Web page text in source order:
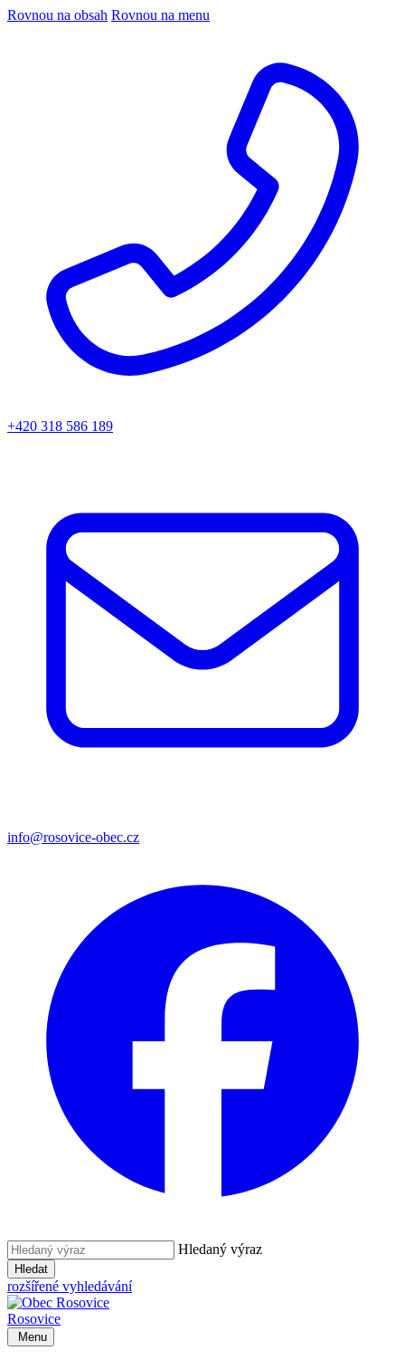
Rovnou na obsah Rovnou na menu
+420 318 586 189
info@rosovice-obec.cz
Hledaný výraz
Hledat
rozšířené vyhledávání
Rosovice
Menu